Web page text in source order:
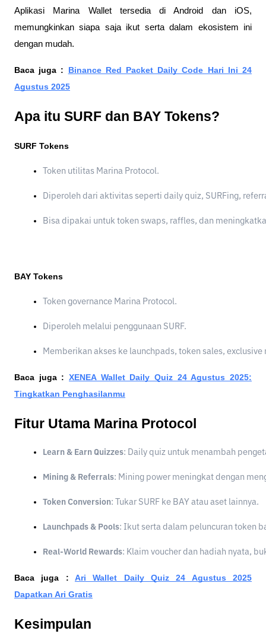
Aplikasi Marina Wallet tersedia di Android dan iOS,
memungkinkan siapa saja ikut serta dalam ekosistem ini
dengan mudah.
Baca juga : Binance Red Packet Daily Code Hari Ini 24
Agustus 2025
Apa itu SURF dan BAY Tokens?
SURF Tokens
Token utilitas Marina Protocol.
Diperoleh dari aktivitas seperti daily quiz, SURFing,
Bisa dipakai untuk token swaps, raffles, dan
BAY Tokens
Token governance Marina Protocol.
Diperoleh melalui penggunaan SURF.
Memberikan akses ke launchpads, token sales,
Baca juga : XENEA Wallet Daily Quiz 24 Agustus 2025:
Tingkatkan Penghasilanmu
Fitur Utama Marina Protocol
Learn & Earn Quizzes: Daily quiz untuk menambah
Mining & Referrals: Mining power meningkat dengan
Token Conversion: Tukar SURF ke BAY atau aset lainnya.
Launchpads & Pools: Ikut serta dalam peluncuran token
Real-World Rewards: Klaim voucher dan hadiah nyata,
Baca juga : Ari Wallet Daily Quiz 24 Agustus 2025
Dapatkan Ari Gratis
Kesimpulan